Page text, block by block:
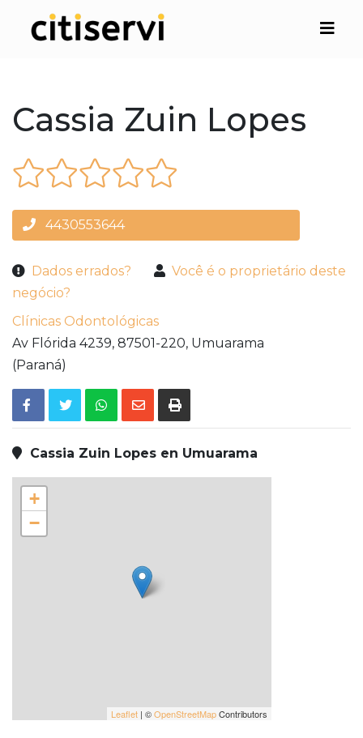
Cassia Zuin Lopes
4430553644
Dados errados?
Você é o proprietário deste
negócio?
Clínicas Odontológicas
Av Flórida 4239, 87501-220, Umuarama
(Paraná)
Cassia Zuin Lopes en Umuarama
+
−
Leaflet | ©OpenStreetMapContributors